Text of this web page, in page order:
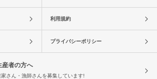
利用規約
プライバシーポリシー
産者の方へ
家さん・漁師さんを募集しています!